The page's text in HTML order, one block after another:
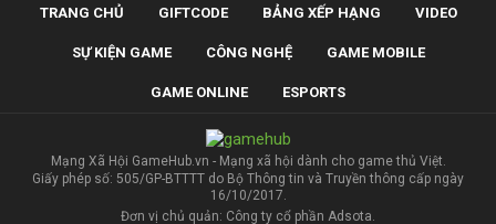
TRANG CHỦ GIFTCODE BẢNG XẾP HẠNG VIDEO
SỰ KIỆN GAME CÔNG NGHỆ GAME MOBILE
GAME ONLINE ESPORTS
Mạng Xã Hội GameHub.vn - Mạng xã hội dành cho game thủ Việt.
Giấy phép số: 505/GP-BTTTT do Bộ Thông tin và Truyền thông cấp ngày
16/10/2017.
Đơn vị chủ quản: Công ty cổ phần Adsota.